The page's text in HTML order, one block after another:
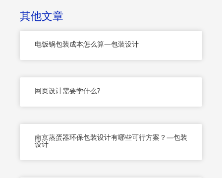
k
-
f
其他文章
电饭锅包装成本怎么算—包装设计
网页设计需要学什么?
南京蒸蛋器环保包装设计有哪些可行方案？—包装
设计